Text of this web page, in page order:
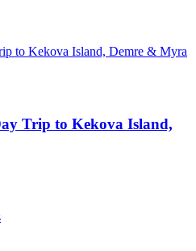
Trip to Kekova Island,